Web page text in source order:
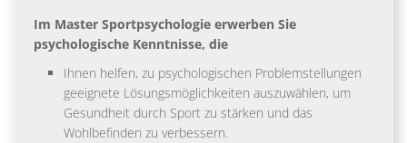
Im Master Sportpsychologie erwerben Sie
psychologische Kenntnisse, die
Ihnen helfen, zu psychologischen Problemstellungen
geeignete Lösungsmöglichkeiten auszuwählen, um
Gesundheit durch Sport zu stärken und das
Wohlbefinden zu verbessern.